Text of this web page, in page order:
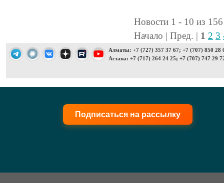
Новости 1 - 10 из 156
Начало | Пред. | 1 2 3
Алматы: +7 (727) 357 37 67; +7 (707) 850 28
Астана: +7 (717) 264 24 25; +7 (707) 747 29
Подписаться на рассылку